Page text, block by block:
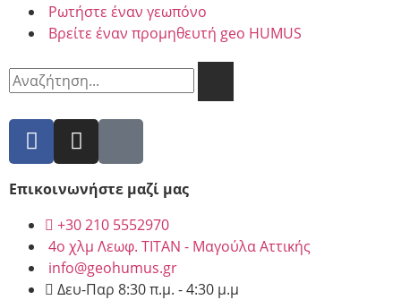
Ρωτήστε έναν γεωπόνο
Βρείτε έναν προμηθευτή geo HUMUS
Επικοινωνήστε μαζί μας
+30 210 5552970
4ο χλμ Λεωφ. ΤΙΤΑΝ - Μαγούλα Αττικής
info@geohumus.gr
Δευ-Παρ 8:30 π.μ. - 4:30 μ.μ